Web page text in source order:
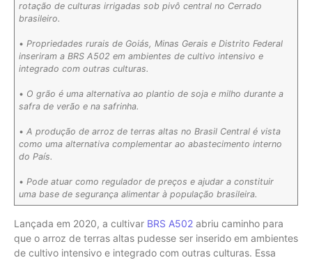
rotação de culturas irrigadas sob pivô central no Cerrado
brasileiro.
•Propriedades rurais de Goiás, Minas Gerais e Distrito Federal
inseriram a BRS A502 em ambientes de cultivo intensivo e
integrado com outras culturas.
• O grão é uma alternativa ao plantio de soja e milho durante a
safra de verão e na safrinha.
•A produção de arroz de terras altas no Brasil Central é vista
como uma alternativa complementar ao abastecimento interno
do País.
•Pode atuar como regulador de preços e ajudar a constituir
uma base de segurança alimentar à população brasileira.
Lançada em 2020, a cultivar BRS A502 abriu caminho para
que o arroz de terras altas pudesse ser inserido em ambientes
de cultivo intensivo e integrado com outras culturas. Essa